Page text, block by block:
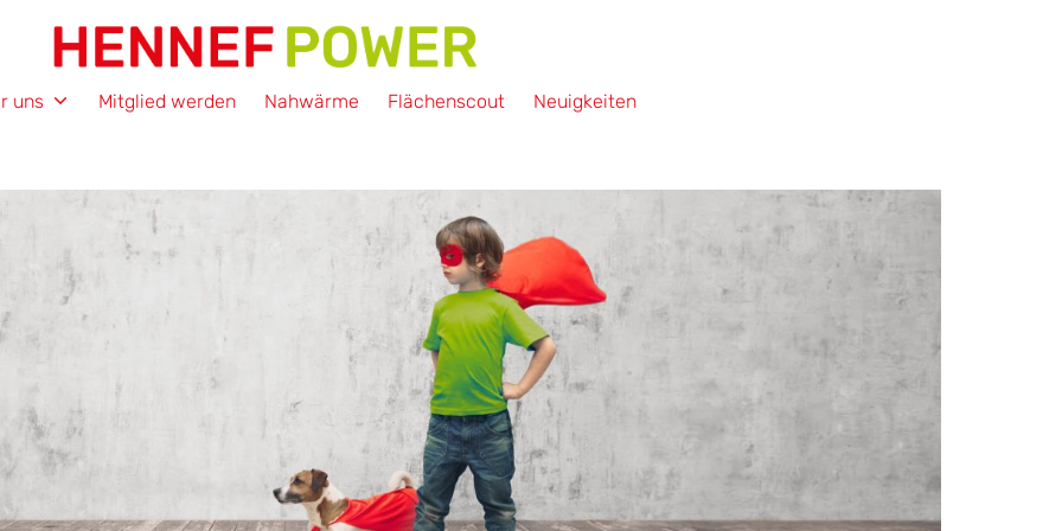
HENNEF POWER
uns Mitglied werden Nahwärme Flächenscout Neuigkeiten